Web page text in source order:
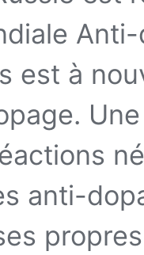
est à
anti-